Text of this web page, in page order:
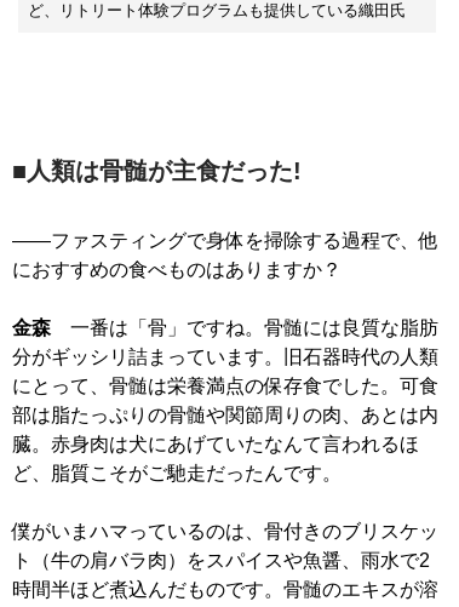
ど、リトリート体験プログラムも提供している織田氏
■人類は骨髄が主食だった!
――ファスティングで身体を掃除する過程で、他
におすすめの食べものはありますか？
金森 一番は「骨」ですね。骨髄には良質な脂肪
分がギッシリ詰まっています。旧石器時代の人類
にとって、骨髄は栄養満点の保存食でした。可食
部は脂たっぷりの骨髄や関節周りの肉、あとは内
臓。赤身肉は犬にあげていたなんて言われるほ
ど、脂質こそがご馳走だったんです。
僕がいまハマっているのは、骨付きのブリスケッ
ト（牛の肩バラ肉）をスパイスや魚醤、雨水で2
時間半ほど煮込んだものです。骨髄のエキスが溶